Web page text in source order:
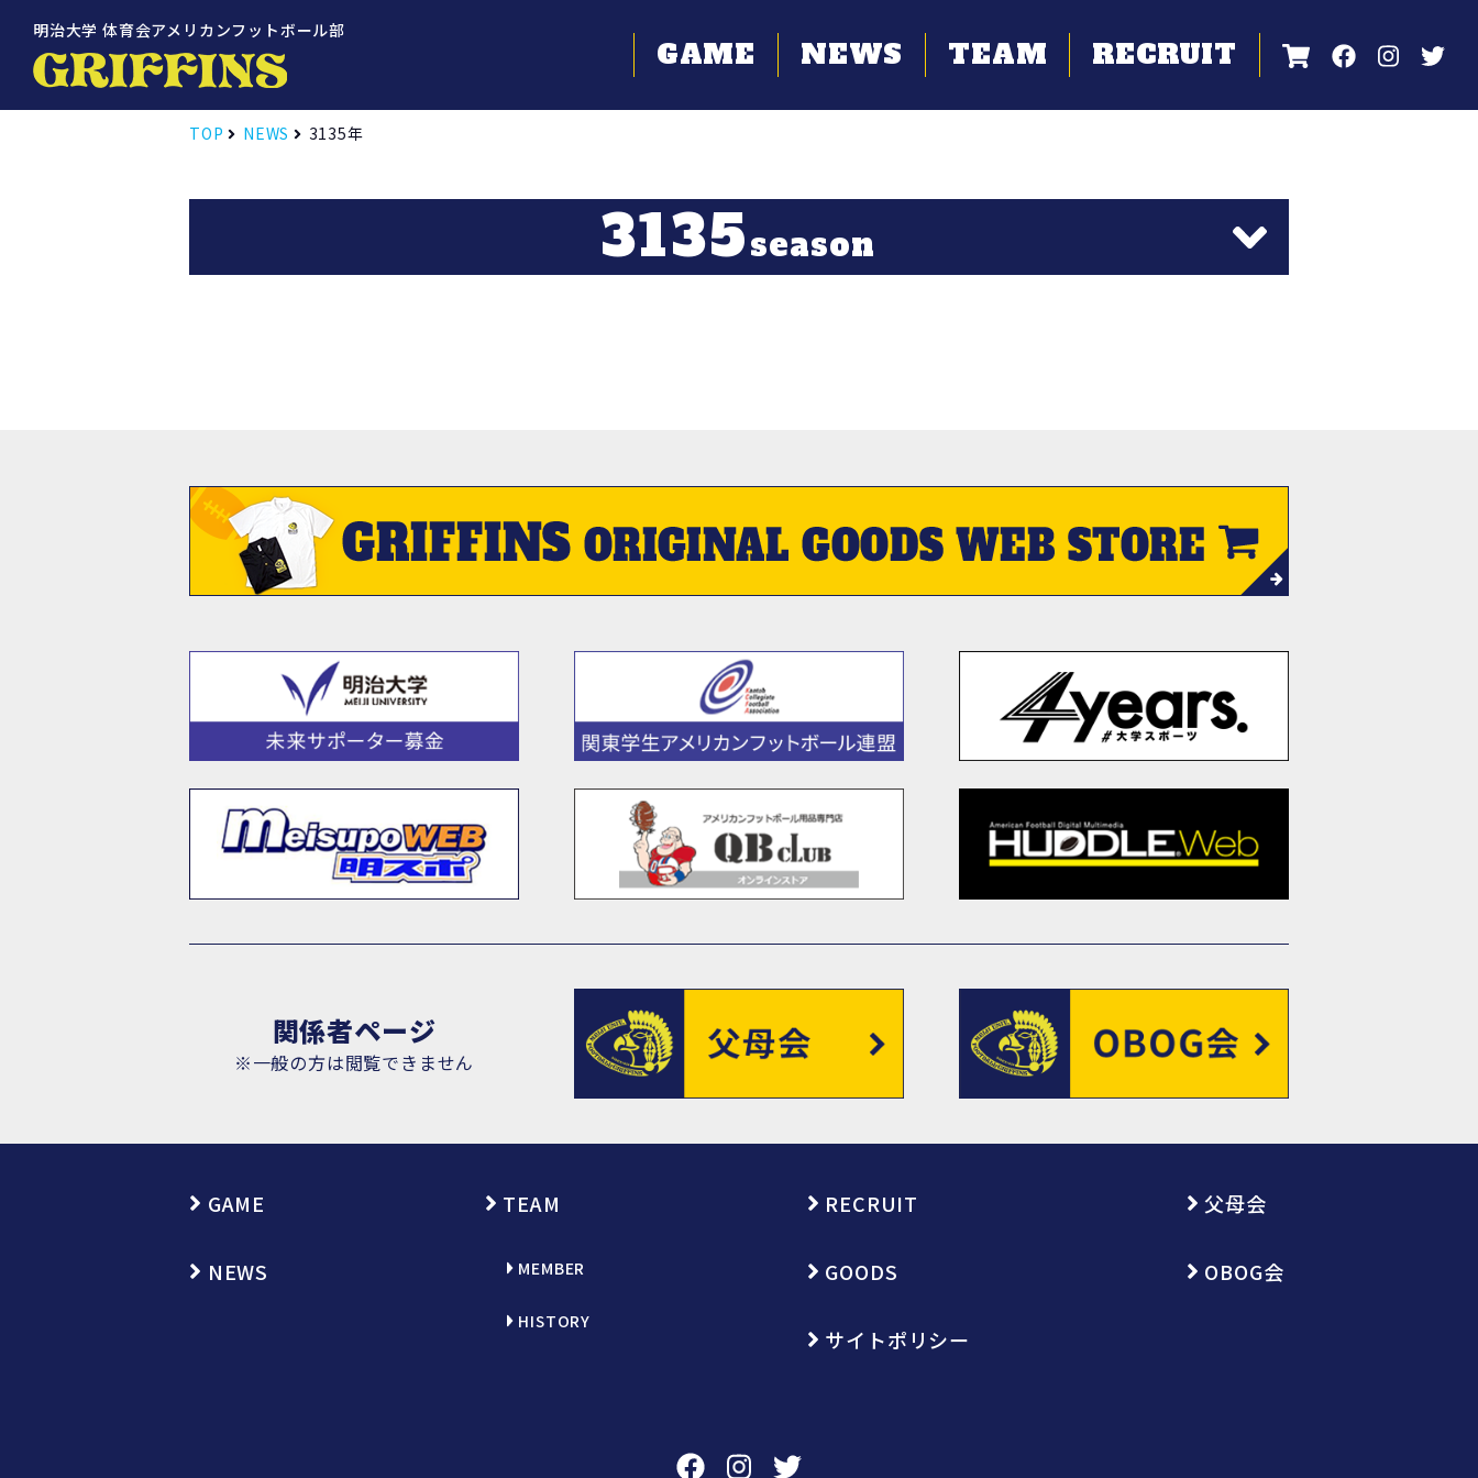
明治大学 体育会アメリカンフットボール部
GAME NEWS TEAM RECRUIT
TOP NEWS 3135年
3135season
関係者ページ
※一般の方は閲覧できません
GAME
NEWS
TEAM
MEMBER
HISTORY
RECRUIT
GOODS
サイトポリシー
父母会
OBOG会